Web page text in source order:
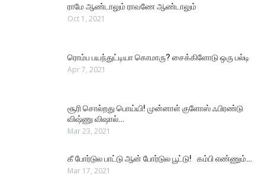
ராமே ஆண்டாலும் ராவணே ஆண்டாலும்
Oct 1, 2021
ரொம்ப பயந்துட்டியா கொமாரு? சைக்கிளோடு ஒரு பல்டி
Apr 7, 2021
சூரி சொல்றது பொய்யி! முன்னாள் குளோஸ் ஃபிரண்டு
விஷ்ணு விஷால்…
Mar 23, 2021
கீ போர்டுல பாட்டு ஆன் போர்டுல பூட்டு! கம்பி எண்ணும்…
Mar 17, 2021